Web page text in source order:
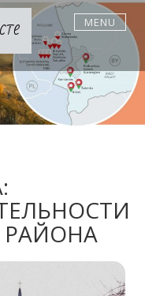
MENU